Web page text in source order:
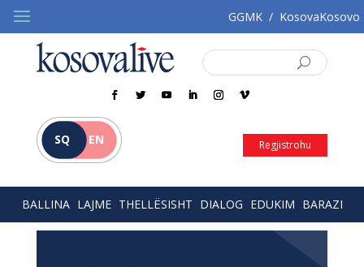
GGMK / KosovaKosovo
SQ EN Regjistrohu
BALLINA LAJME THELLËSISHT DIALOG EDUKIM BARAZI